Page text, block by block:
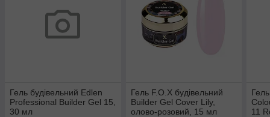
Гель будівельний Edlen
Professional Builder Gel 15,
30 мл
Гель F.O.X будівельний
Builder Gel Cover Lily,
олово-розовий, 15 мл
11